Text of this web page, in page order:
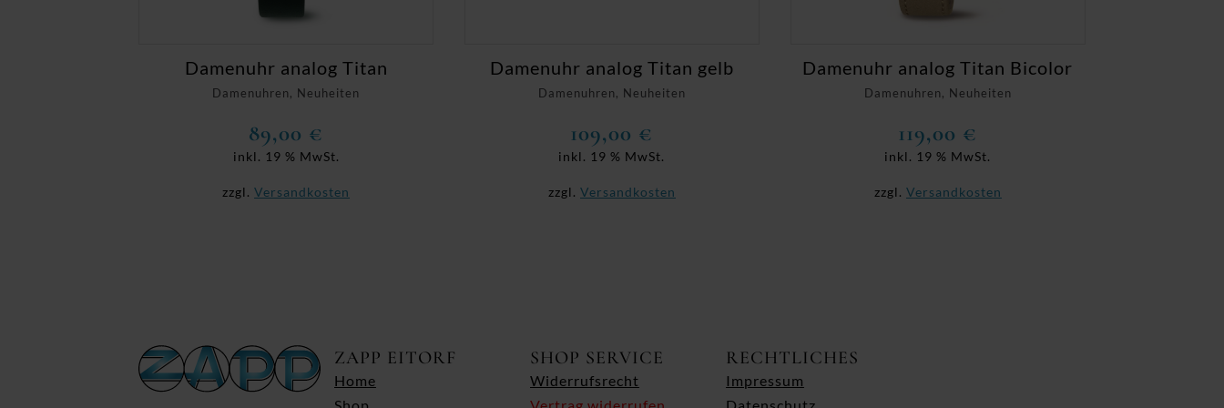
Damenuhren, Neuheiten
Damenuhr analog Titan
89,00 €
inkl. 19 % MwSt.
zzgl.Versandkosten
Damenuhren, Neuheiten
Damenuhr analog Titan gelb
109,00 €
inkl. 19 % MwSt.
zzgl. Versandkosten
Damenuhren, Neuheiten
Damenuhr analog Titan Bicolor
119,00 €
inkl. 19 % MwSt.
zzgl. Versandkosten
ZAPP EITORF
Home
SHOP SERVICE
Widerrufsrecht
RECHTLICHES
Impressum